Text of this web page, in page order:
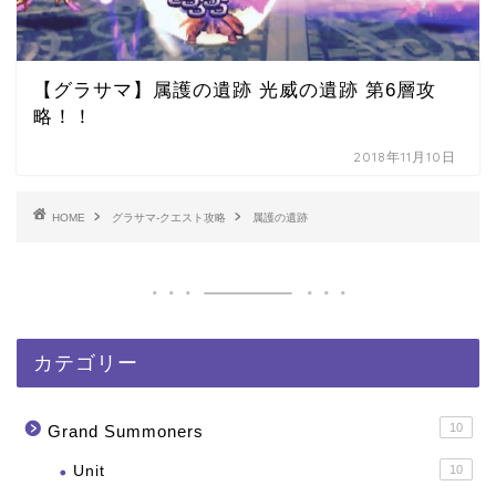
【グラサマ】属護の遺跡 光威の遺跡 第6層攻
略！！
2018年11月10日
HOME グラサマ-クエスト攻略 属護の遺跡
カテゴリー
Grand Summoners 10
Unit 10